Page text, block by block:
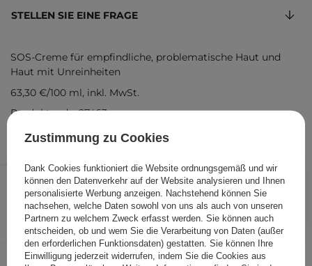
18,99 € /Stk.
IN DEN WARENKORB
STELLEN SIE EINE FRAGE
SOS-Creme für empfindliche, problematische Haut und
Haut mit Unreinheiten
63,30 €/100 ml, inkl. MwSt.
Produktcode: 27463
Folgende Produkte wurden von
anderen Kunden geprüft
Zustimmung zu Cookies
Dank Cookies funktioniert die Website ordnungsgemäß und wir
können den Datenverkehr auf der Website analysieren und Ihnen
personalisierte Werbung anzeigen. Nachstehend können Sie
nachsehen, welche Daten sowohl von uns als auch von unseren
Partnern zu welchem Zweck erfasst werden. Sie können auch
entscheiden, ob und wem Sie die Verarbeitung von Daten (außer
den erforderlichen Funktionsdaten) gestatten. Sie können Ihre
Einwilligung jederzeit widerrufen, indem Sie die Cookies aus